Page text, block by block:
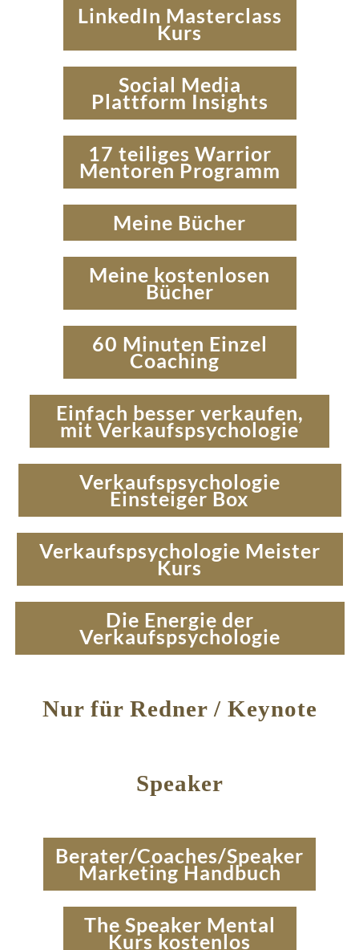
LinkedIn Masterclass
Kurs
Social Media
Plattform Insights
17 teiliges Warrior
Mentoren Programm
Meine Bücher
Meine kostenlosen
Bücher
60 Minuten Einzel
Coaching
Einfach besser verkaufen,
mit Verkaufspsychologie
Verkaufspsychologie
Einsteiger Box
Verkaufspsychologie Meister
Kurs
Die Energie der
Verkaufspsychologie
Nur für Redner / Keynote
Speaker
Berater/Coaches/Speaker
Marketing Handbuch
The Speaker Mental
Kurs kostenlos